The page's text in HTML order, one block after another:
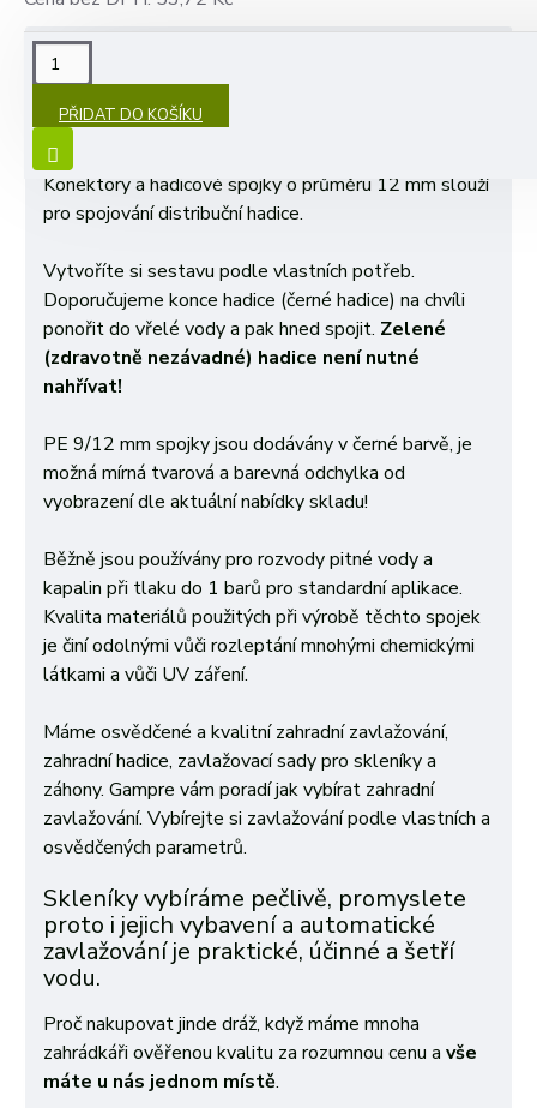
PŘIDAT DO KOŠÍKU
PETvarovky12mm(vnější průměr 12 mm, vnitřní 9
mm) se používají pro rozvod
Konektory a hadicové spojky o průměru 12 mm slouží
pro spojování distribuční hadice.
Vytvoříte si sestavu podle vlastních potřeb.
Doporučujeme konce hadice (černé hadice) na chvíli
ponořit do vřelé vody a pak hned spojit. Zelené
(zdravotně nezávadné) hadice není nutné
nahřívat!
PE 9/12 mm spojky jsou dodávány v černé barvě, je
možná mírná tvarová a barevná odchylka od
vyobrazení dle aktuální nabídky skladu!
Běžně jsou používány pro rozvody pitné vody a
kapalin při tlaku do 1 barů pro standardní aplikace.
Kvalita materiálů použitých při výrobě těchto spojek
je činí odolnými vůči rozleptání mnohými chemickými
látkami a vůči UV záření.
Máme osvědčené a kvalitní zahradní zavlažování,
zahradní hadice, zavlažovací sady pro skleníky a
záhony. Gampre vám poradí jak vybírat zahradní
zavlažování. Vybírejte si zavlažování podle vlastních a
osvědčených parametrů.
Skleníky vybíráme pečlivě, promyslete
proto i jejich vybavení a automatické
zavlažování je praktické, účinné a šetří
vodu.
Proč nakupovat jinde dráž, když máme mnoha
zahrádkáři ověřenou kvalitu za rozumnou cenu a vše
máte u nás jednom místě.